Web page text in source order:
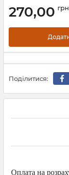
270,00 грн
Поділитися:
Оплата на